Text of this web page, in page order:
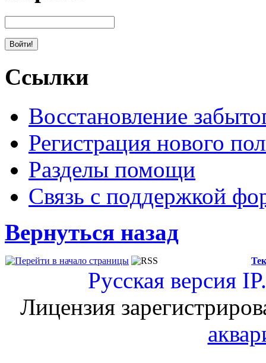
Ссылки
Восстановление
Регистрация нового
Разделы помощи
Связь с поддержкой
Вернуться назад
Русская версия
Лицензия